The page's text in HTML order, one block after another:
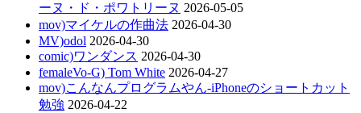
ーヌ・ド・ポワトリーヌ 2026-05-05
mov)マイケルの作曲法 2026-04-30
MV)odol 2026-04-30
comic)ワンダンス 2026-04-30
femaleVo-G) Tom White 2026-04-27
mov)こんなんプログラムやん-iPhoneのショートカット
勉強 2026-04-22